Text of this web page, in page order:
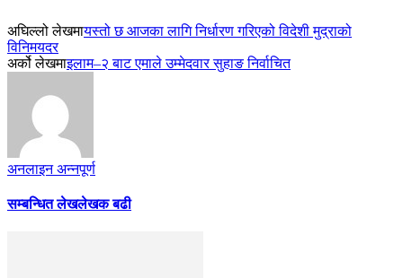
अघिल्लो लेखमायस्तो छ आजका लागि निर्धारण गरिएको विदेशी मुद्राको
विनिमयदर
अर्को लेखमाइलाम–२ बाट एमाले उम्मेदवार सुहाङ निर्वाचित
अनलाइन अन्नपूर्ण
सम्बन्धित लेखलेखक बढी